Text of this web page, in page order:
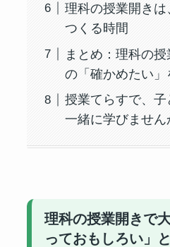
理科の授業開き
つくる時間
まとめ：理科の
の「確かめたい」
授業てらすで、
一緒に学びません
理科の授業開きで
っておもしろい」